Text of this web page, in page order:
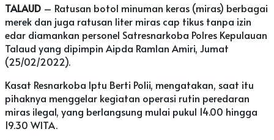
TALAUD – Ratusan botol minuman keras (miras) berbagai
merek dan juga ratusan liter miras cap tikus tanpa izin
edar diamankan personel Satresnarkoba Polres Kepulauan
Talaud yang dipimpin Aipda Ramlan Amiri, Jumat
(25/02/2022).
Kasat Resnarkoba Iptu Berti Polii, mengatakan, saat itu
pihaknya menggelar kegiatan operasi rutin peredaran
miras ilegal, yang berlangsung mulai pukul 14.00 hingga
19.30 WITA.